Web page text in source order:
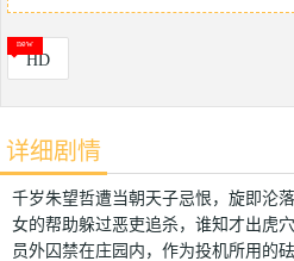
HD
详细剧情
千岁朱望哲遭当朝天子忌恨，旋即沦
女的帮助躲过恶吏追杀，谁知才出虎
员外囚禁在庄园内，作为投机所用的